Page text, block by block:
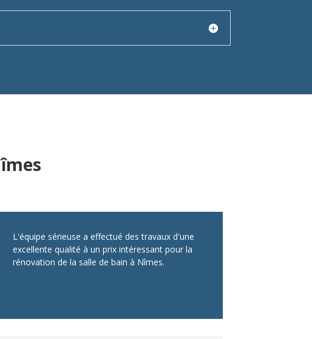
L'équipe sérieuse a effectué des travaux d'une
excellente qualité à un prix intéressant pour la
rénovation de la salle de bain à Nîmes.